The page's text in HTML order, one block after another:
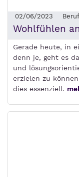
02/06/2023
Wohlfühlen
Gerade heute, in
denn je, geht es
und
erzielen zu
dies essenziell.